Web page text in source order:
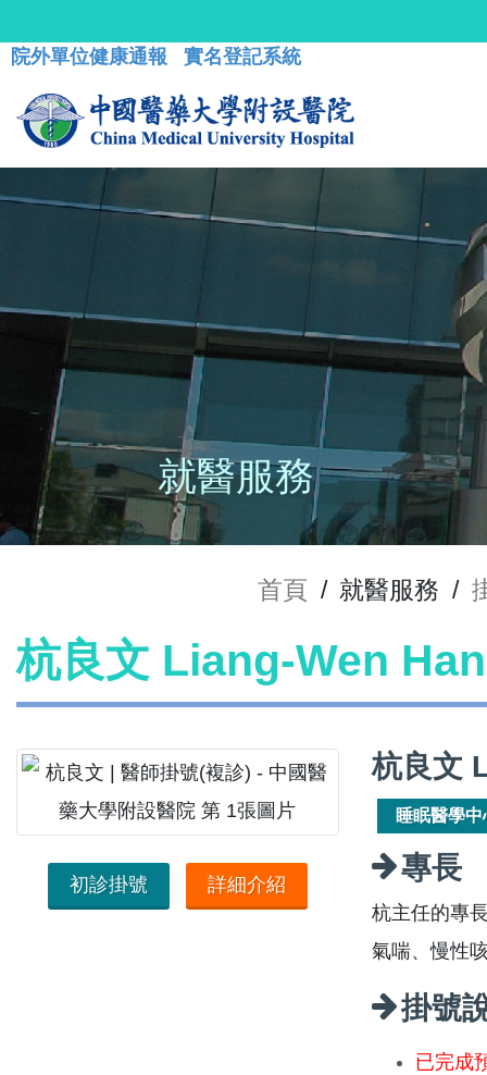
院外單位健康通報 實名登記系統
就醫服務
首頁 / 就醫服務 /
杭良文 Liang-Wen
初診掛號 詳細介紹
杭良文
睡眠醫學中
專長
杭主任的專
氣喘、慢性
掛號
已完成